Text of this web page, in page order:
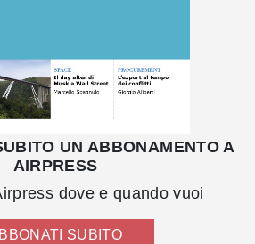
UN ABBONAMENTO A
AIRPRESS
dove e quando vuoi
SUBITO